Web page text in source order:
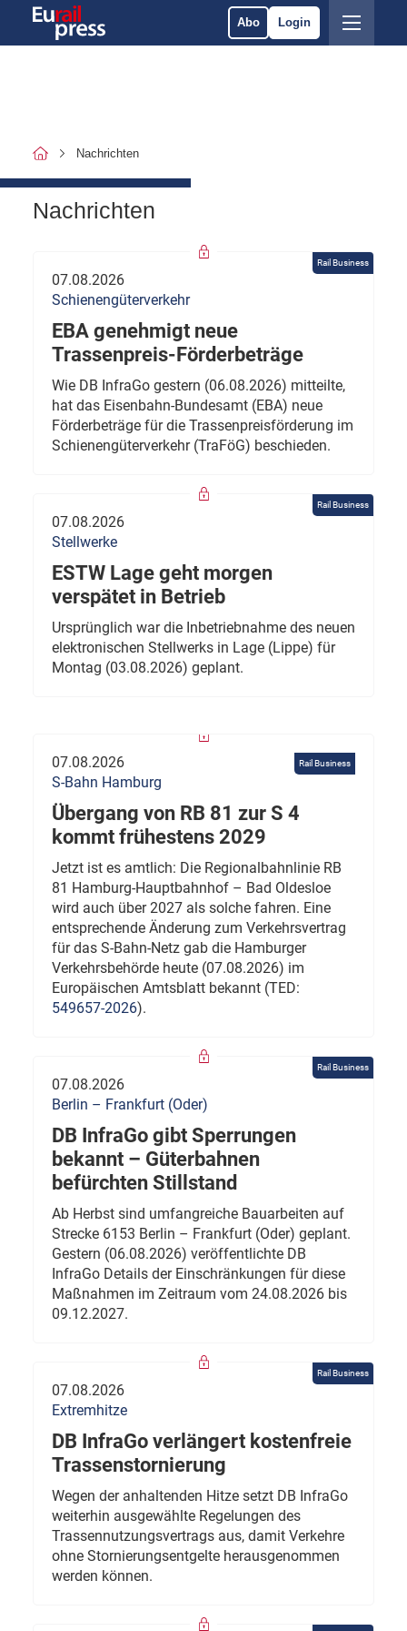
Abo Login
Nachrichten
Nachrichten
Rail Business
07.08.2026
Schienengüterverkehr
EBA genehmigt neue
Trassenpreis-Förderbeträge
Wie DB InfraGo gestern (06.08.2026) mitteilte,
hat das Eisenbahn-Bundesamt (EBA) neue
Förderbeträge für die Trassenpreisförderung im
Schienengüterverkehr (TraFöG) beschieden.
Rail Business
07.08.2026
Stellwerke
ESTW Lage geht morgen
verspätet in Betrieb
Ursprünglich war die Inbetriebnahme des neuen
elektronischen Stellwerks in Lage (Lippe) für
Montag (03.08.2026) geplant.
Rail Business
07.08.2026
S-Bahn Hamburg
Übergang von RB 81 zur S 4
kommt frühestens 2029
Jetzt ist es amtlich: Die Regionalbahnlinie RB
81 Hamburg-Hauptbahnhof – Bad Oldesloe
wird auch über 2027 als solche fahren. Eine
entsprechende Änderung zum Verkehrsvertrag
für das S-Bahn-Netz gab die Hamburger
Verkehrsbehörde heute (07.08.2026) im
Europäischen Amtsblatt bekannt (TED:
549657-2026).
Rail Business
07.08.2026
Berlin – Frankfurt (Oder)
DB InfraGo gibt Sperrungen
bekannt – Güterbahnen
befürchten Stillstand
Ab Herbst sind umfangreiche Bauarbeiten auf
Strecke 6153 Berlin – Frankfurt (Oder) geplant.
Gestern (06.08.2026) veröffentlichte DB
InfraGo Details der Einschränkungen für diese
Maßnahmen im Zeitraum vom 24.08.2026 bis
09.12.2027.
Rail Business
07.08.2026
Extremhitze
DB InfraGo verlängert kostenfreie
Trassenstornierung
Wegen der anhaltenden Hitze setzt DB InfraGo
weiterhin ausgewählte Regelungen des
Trassennutzungsvertrags aus, damit Verkehre
ohne Stornierungsentgelte herausgenommen
werden können.